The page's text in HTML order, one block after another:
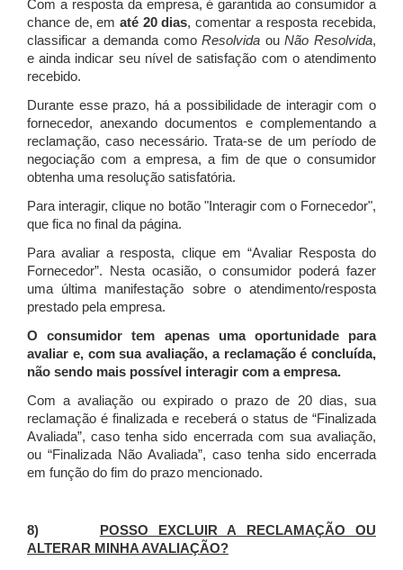
Com a resposta da empresa, é garantida ao consumidor a
chance de, em até 20 dias, comentar a resposta recebida,
classificar a demanda comoResolvida ouNão Resolvida,
e ainda indicar seu nível de satisfação com o atendimento
recebido.
Durante esse prazo, há a possibilidade de interagir com o
fornecedor, anexando documentos e complementando a
reclamação, caso necessário.Trata-se de um período de
negociação com a empresa, a fim de que o consumidor
obtenha uma resolução satisfatória.
Para interagir, clique no botão "Interagir com o Fornecedor",
que fica no final da página.
Para avaliar a resposta, clique em “Avaliar Resposta do
Fornecedor”. Nesta ocasião, o consumidor poderá fazer
uma última manifestação sobre o atendimento/resposta
prestado pela empresa.
O consumidor tem apenas uma oportunidade para
avaliar e, com sua avaliação, a reclamação é concluída,
não sendo mais possível interagir com a empresa.
Com a avaliação ou expirado o prazo de 20 dias, sua
reclamação é finalizada e receberá o status de “Finalizada
Avaliada”, caso tenha sido encerrada com sua avaliação,
ou “Finalizada Não Avaliada”, caso tenha sido encerrada
em função do fim do prazo mencionado.
8)
POSSO EXCLUIR A RECLAMAÇÃO OU
ALTERAR MINHA AVALIAÇÃO?